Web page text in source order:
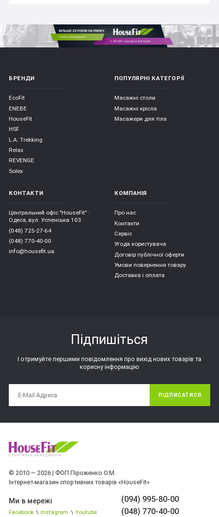
БРЕНДИ
EcoFit
ENEBE
HouseFit
HSF
L.A. Trekking
Relax
REVENGE
Solex
ПОПУЛЯРНІ КАТЕГОРІЇ
Масажні столи
Масажні крісла
Масажери для тіла
КОНТАКТИ
Центральний офіс "HouseFit" :
Одеса, вул. Успенська 103
(048) 725-27-64
(048) 770-40-00
info@housefit.ua
КОМПАНІЯ
Про нас
Контакти
Сервіс
Угода користувача
Договір публічної оферти
Умови повернення товару
Доставка і оплата
Підпишіться
І отримуйте першими повідомлення про вихід нових товарів та
корисну інформацію
ПІДПИСАТИСЯ
© 2010 — 2026 | ФОП Піроженко О.М.
Інтернет-магазин спортивних товарів «HouseFit»
(094) 995-80-00
(048) 770-40-00
Ми в мережі
Facebook \ Instagram \ Youtube